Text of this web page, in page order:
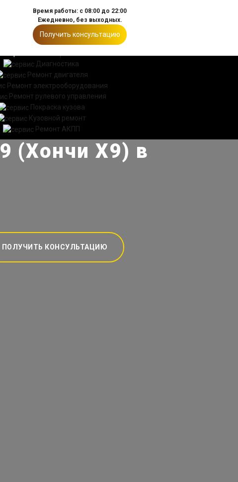
Время работы: с 08:00 до 22:00
Ежедневно, без выходных.
Получить консультацию
Диагностика
Ремонт двигателя
Ремонт электрооборудования
Ремонт рулевого управления
Покраска кузова
Кузовной ремонт
Ремонт АКПП
(Хончи Х9) в
ПОЛУЧИТЬ КОНСУЛЬТАЦИЮ